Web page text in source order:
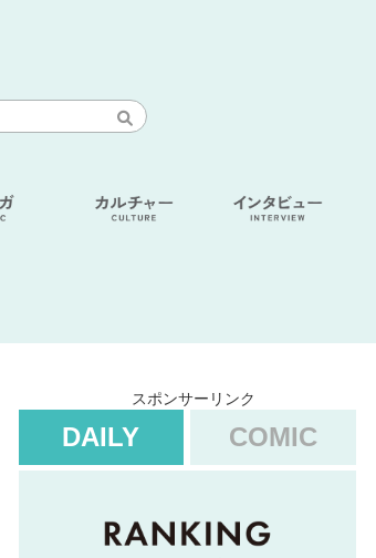
スポンサーリンク
DAILY COMIC